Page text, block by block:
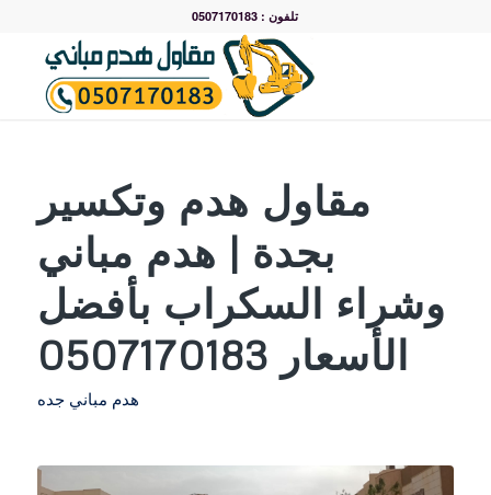
تلفون : 0507170183
مقاول هدم وتكسير
بجدة | هدم مباني
وشراء السكراب بأفضل
الأسعار 0507170183
هدم مباني جده